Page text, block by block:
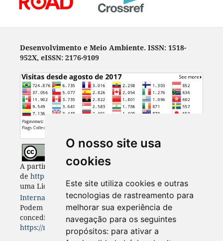
O nosso site usa
cookies
Este site utiliza cookies e outras
tecnologias de rastreamento para
melhorar sua experiência de
navegação para os seguintes
propósitos: para ativar a
Desenvolvimento e Meio Ambiente. ISSN: 1518-
952X, eISSN: 2176-9109
A partir de 2023, Desenvolvimento e Meio Ambiente
de https://revistas.ufpr.br/made
uma Licença
Creative Commons - Atribuição 4.0
Internacional . CC BY 4.0
Podem estar disponíveis autorizações adicionais às
concedidas no âmbito desta licença em
https://revistas.ufpr.br/made/about.